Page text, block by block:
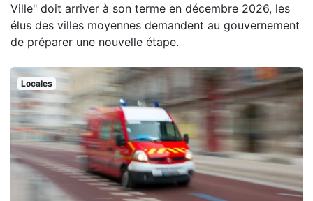
Ville" doit arriver à son terme en décembre 2026, les
élus des villes moyennes demandent au gouvernement
de préparer une nouvelle étape.
Locales